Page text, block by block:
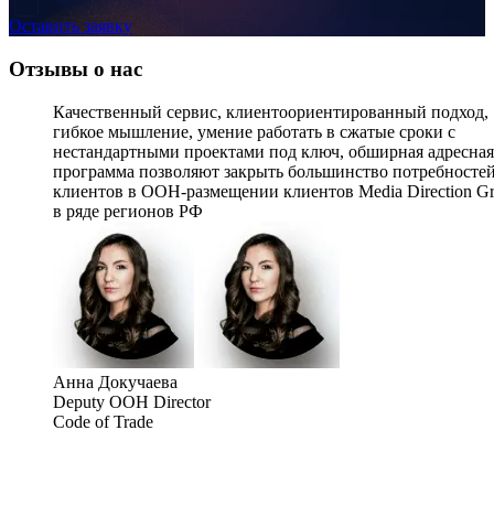
Оставить заявку
Отзывы о нас
Качественный сервис, клиентоориентированный подход,
гибкое мышление, умение работать в сжатые сроки с
нестандартными проектами под ключ, обширная адресная
программа позволяют закрыть большинство
клиентов в OOH-размещении клиентов Media Direction
в ряде регионов РФ
Анна Докучаева
Deputy OOH Director
Code of Trade